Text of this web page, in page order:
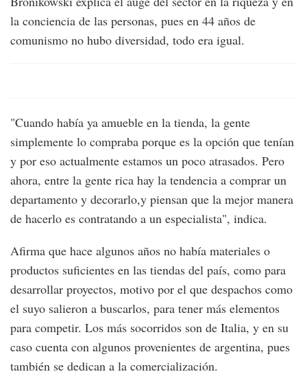
la conciencia de las personas, pues en 44 años de
comunismo no hubo diversidad, todo era igual.
"Cuando había ya amueble en la tienda, la gente
simplemente lo compraba porque es la opción que tenían
y por eso actualmente estamos un poco atrasados. Pero
ahora, entre la gente rica hay la tendencia a comprar un
departamento y decorarlo,y piensan que la mejor manera
de hacerlo es contratando a un especialista", indica.
Afirma que hace algunos años no había materiales o
productos suficientes en las tiendas del país, como para
desarrollar proyectos, motivo por el que despachos como
el suyo salieron a buscarlos, para tener más elementos
para competir. Los más socorridos son de Italia, y en su
caso cuenta con algunos provenientes de argentina, pues
también se dedican a la comercialización.